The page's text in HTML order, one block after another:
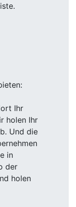
Ihr
holen Ihr
Und die
in
der
holen